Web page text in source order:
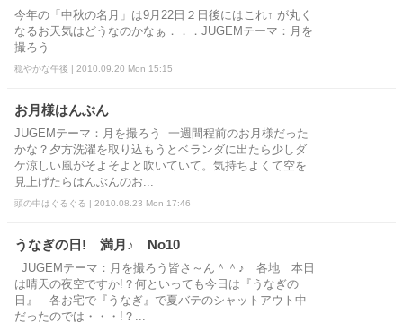
今年の「中秋の名月」は9月22日２日後にはこれ↑ が丸く
なるお天気はどうなのかなぁ．．．JUGEMテーマ：月を
撮ろう
穏やかな午後 | 2010.09.20 Mon 15:15
お月様はんぶん
JUGEMテーマ：月を撮ろう 一週間程前のお月様だった
かな？夕方洗濯を取り込もうとベランダに出たら少しダ
ケ涼しい風がそよそよと吹いていて。気持ちよくて空を
見上げたらはんぶんのお...
頭の中はぐるぐる | 2010.08.23 Mon 17:46
うなぎの日! 満月♪ No10
JUGEMテーマ：月を撮ろう皆さ～ん＾＾♪ 各地 本日
は晴天の夜空ですか!？何といっても今日は『うなぎの
日』 各お宅で『うなぎ』で夏バテのシャットアウト中
だったのでは・・・!？...